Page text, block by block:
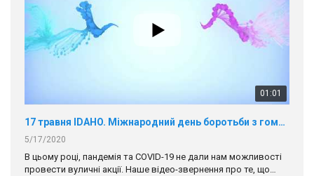
01:01
17 травня IDAHO. Міжнародний день боротьби з гомофобією трансфобією і біфобія.
5/17/2020
В цьому році, пандемія та COVІD-19 не дали нам можливості
провести вуличні акції. Наше відео-звернення про те, що